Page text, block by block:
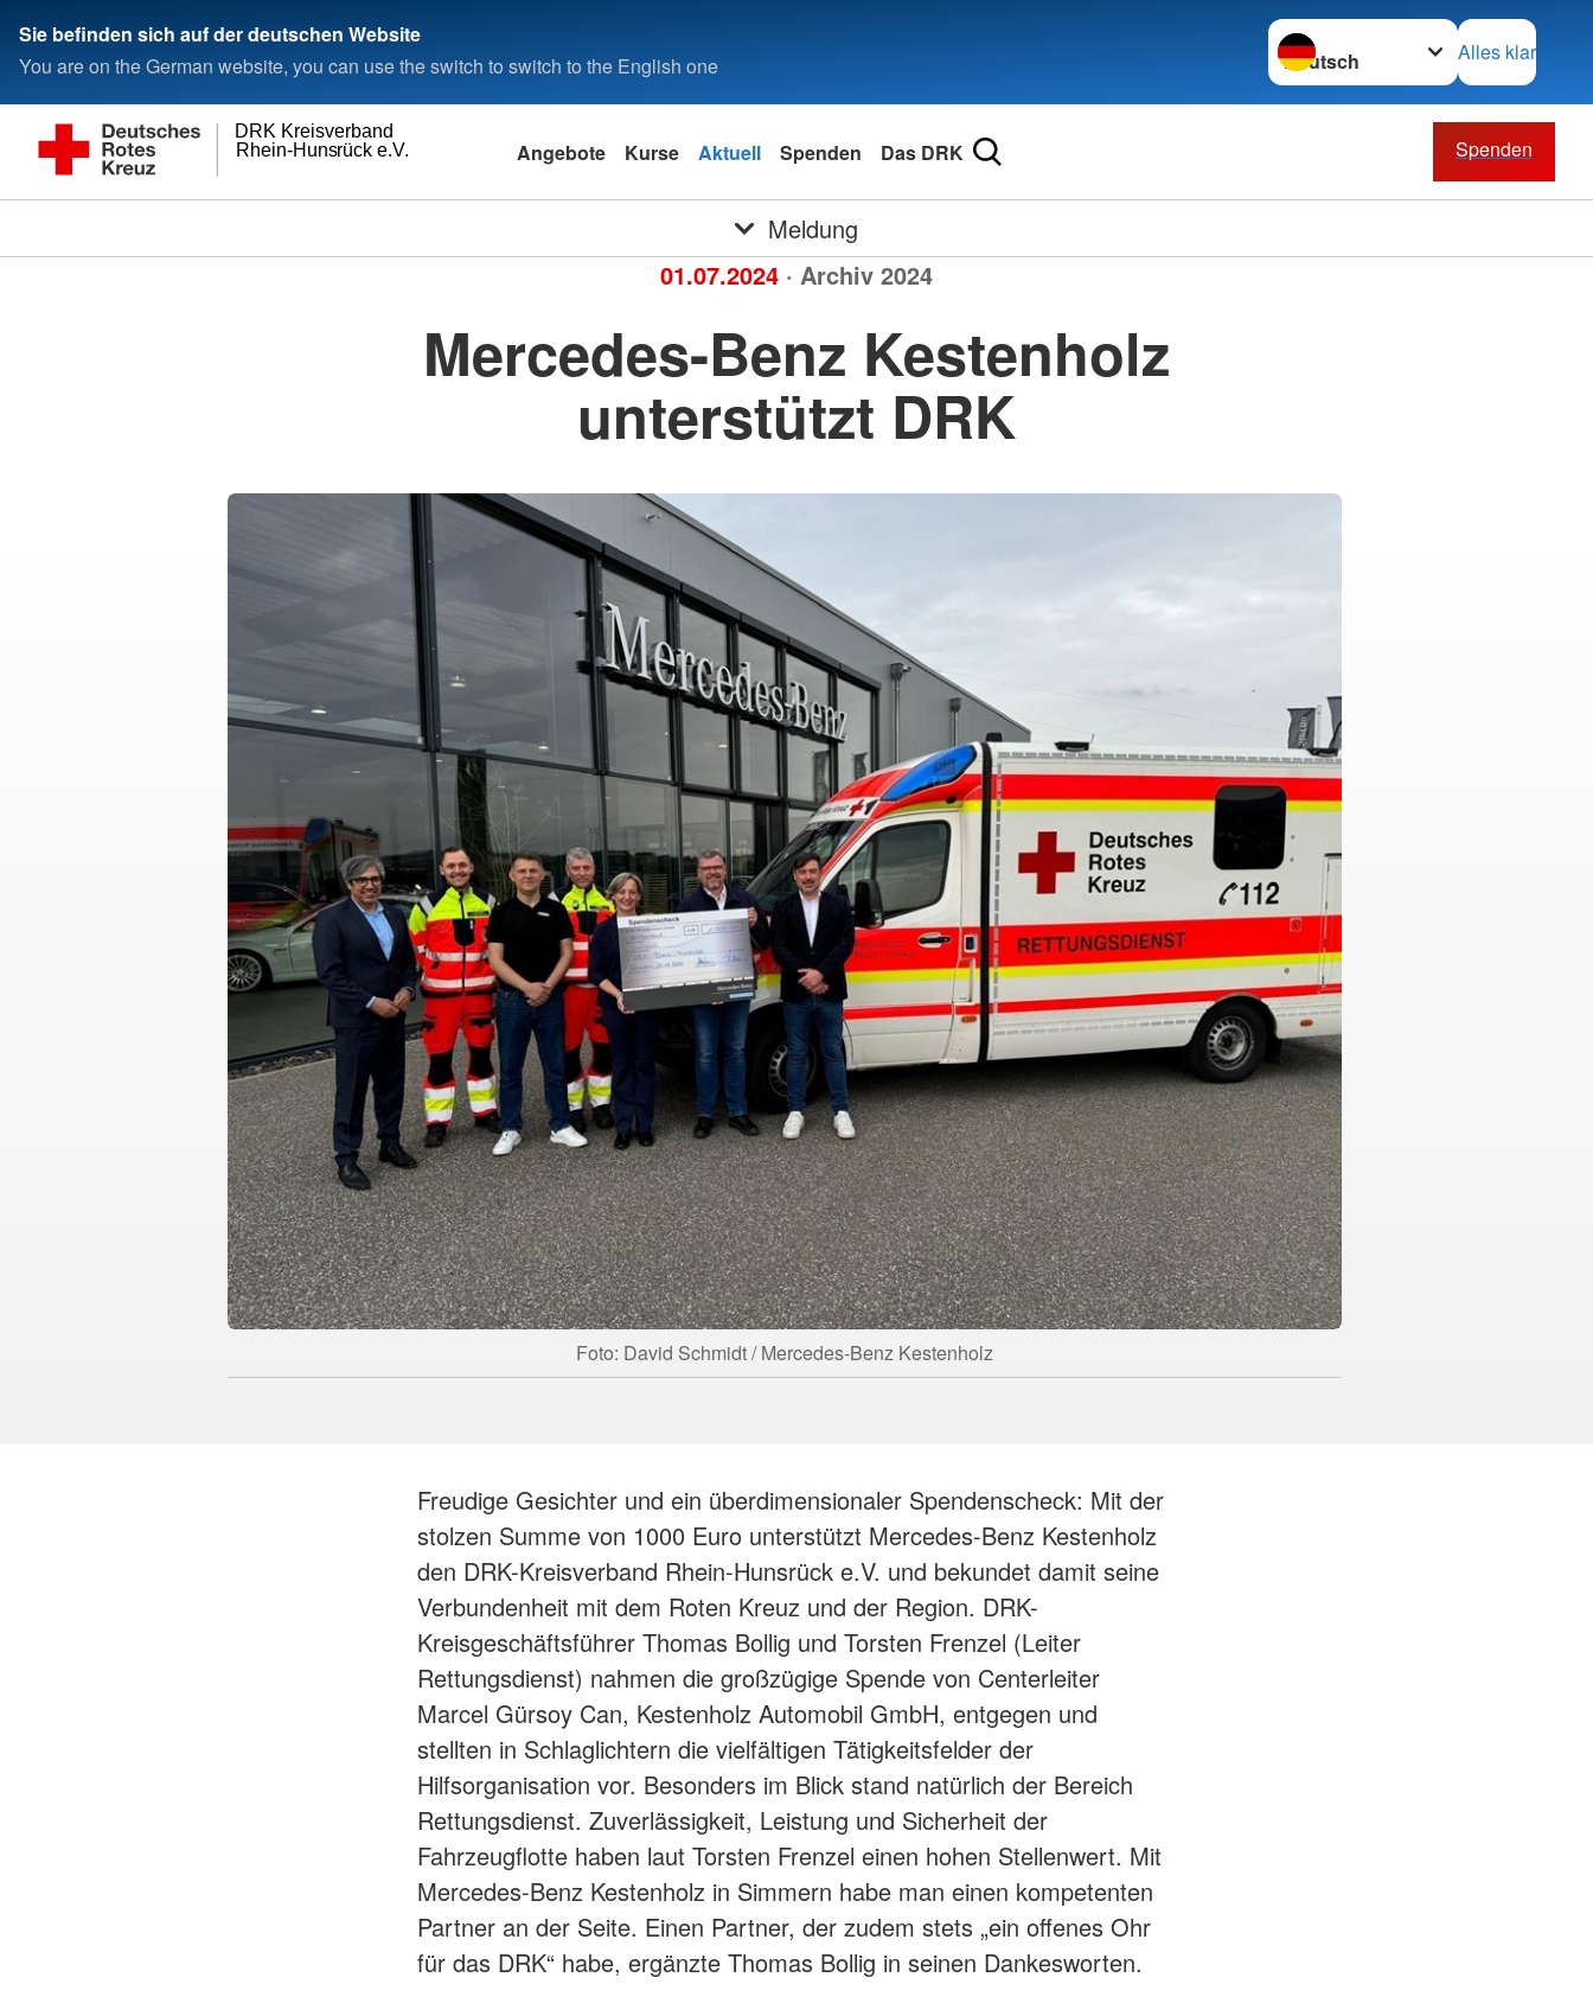
Sie befinden sich auf der deutschen Website
You are on the German website, you can use the switch to switch to the English one
Sprache wechseln zu
Alles klar
Rhein-Hunsrück e.V.
DRK Kreisverband
Angebote Kurse Aktuell Spenden Das DRK Spenden
Meldung
01.07.2024 · Archiv 2024
Mercedes-Benz Kestenholz
unterstützt DRK
Foto: David Schmidt / Mercedes-Benz Kestenholz
Freudige Gesichter und ein überdimensionaler Spendenscheck: Mit der
stolzen Summe von 1000 Euro unterstützt Mercedes-Benz Kestenholz
den DRK-Kreisverband Rhein-Hunsrück e.V. und bekundet damit seine
Verbundenheit mit dem Roten Kreuz und der Region. DRK-
Kreisgeschäftsführer Thomas Bollig und Torsten Frenzel (Leiter
Rettungsdienst) nahmen die großzügige Spende von Centerleiter
Marcel Gürsoy Can, Kestenholz Automobil GmbH, entgegen und
stellten in Schlaglichtern die vielfältigen Tätigkeitsfelder der
Hilfsorganisation vor. Besonders im Blick stand natürlich der Bereich
Rettungsdienst. Zuverlässigkeit, Leistung und Sicherheit der
Fahrzeugflotte haben laut Torsten Frenzel einen hohen Stellenwert. Mit
Mercedes-Benz Kestenholz in Simmern habe man einen kompetenten
Partner an der Seite. Einen Partner, der zudem stets „ein offenes Ohr
für das DRK“ habe, ergänzte Thomas Bollig in seinen Dankesworten.